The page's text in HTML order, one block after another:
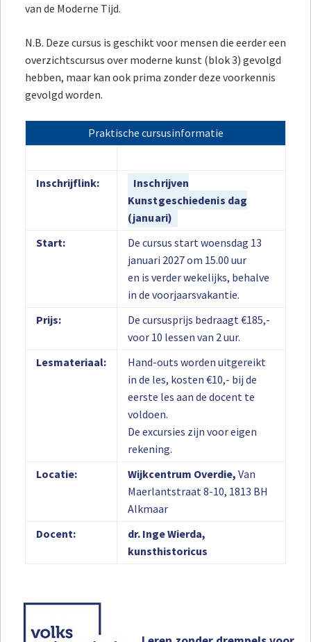
van de Moderne Tijd.
N.B. Deze cursus is geschikt voor mensen die eerder een
overzichtscursus over moderne kunst (blok 3) gevolgd
hebben, maar kan ook prima zonder deze voorkennis
gevolgd worden.
Praktische cursusinformatie
Inschrijflink:
Inschrijven
Kunstgeschiedenis dag
(januari)
Start:
De cursus start woensdag 13
januari 2027 om 15.00 uur
en is verder wekelijks, behalve
in de voorjaarsvakantie.
Prijs:
De cursusprijs bedraagt €185,-
voor 10 lessen van 2 uur.
Lesmateriaal:
Hand-outs worden uitgereikt
in de les, kosten €10,- bij de
eerste les aan de docent te
voldoen.
De excursies zijn voor eigen
rekening.
Locatie:
Wijkcentrum Overdie, Van
Maerlantstraat 8-10, 1813 BH
Alkmaar
Docent:
dr. Inge Wierda,
kunsthistoricus